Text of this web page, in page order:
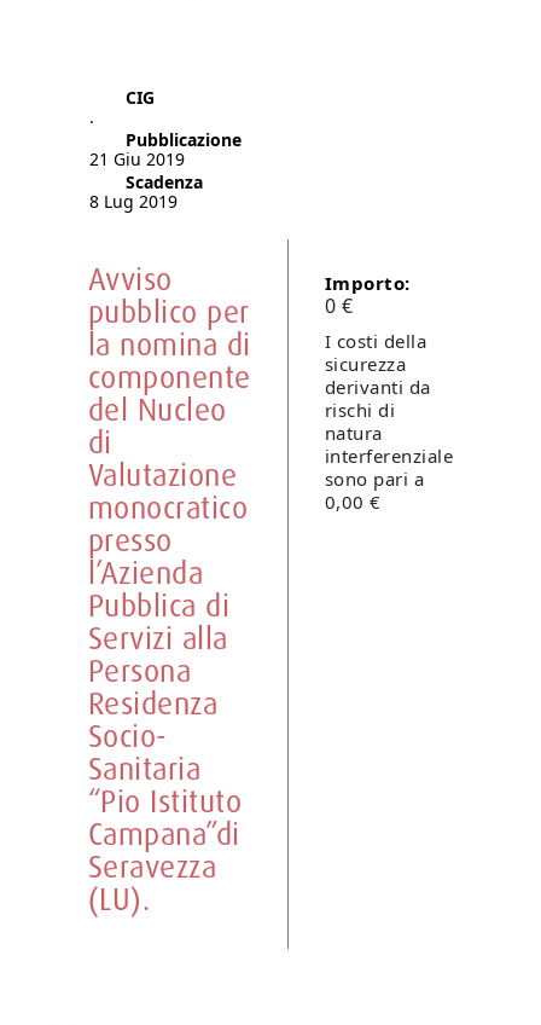
CIG
.
Pubblicazione
21 Giu 2019
Scadenza
8 Lug 2019
Avviso
pubblico per
la nomina di
componente
del Nucleo
di
Valutazione
monocratico
presso
l’Azienda
Pubblica di
Servizi alla
Persona
Residenza
Socio-
Sanitaria
“Pio Istituto
Campana”di
Seravezza
(LU).
Importo:
0 €
I costi della
sicurezza
derivanti da
rischi di
natura
interferenziale
sono pari a
0,00 €